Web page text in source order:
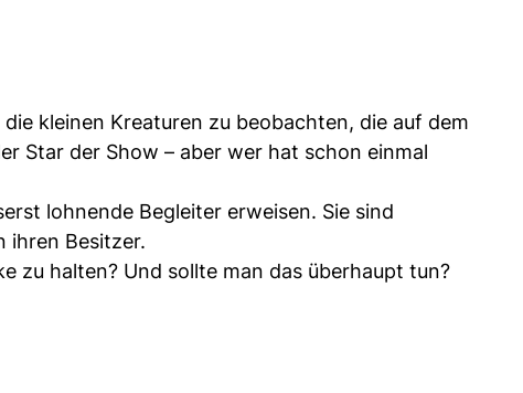
kleinen Kreaturen zu beobachten, die auf dem
Star der Show – aber wer hat schon einmal
lohnende Begleiter erweisen. Sie sind
ihren Besitzer.
zu halten? Und sollte man das überhaupt tun?